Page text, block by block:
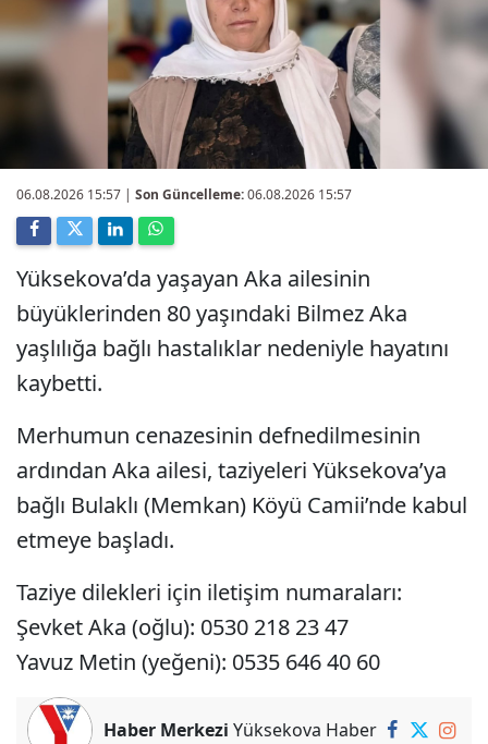
06.08.2026 15:57 | Son Güncelleme:06.08.2026 15:57
Yüksekova’da yaşayan Aka ailesinin
büyüklerinden 80 yaşındaki Bilmez Aka
yaşlılığa bağlı hastalıklar nedeniyle hayatını
kaybetti.
Merhumun cenazesinin defnedilmesinin
ardından Aka ailesi, taziyeleri Yüksekova’ya
bağlı Bulaklı (Memkan) Köyü Camii’nde kabul
etmeye başladı.
Taziye dilekleri için iletişim numaraları:
Şevket Aka (oğlu): 0530 218 23 47
Yavuz Metin (yeğeni): 0535 646 40 60
Haber Merkezi Yüksekova Haber